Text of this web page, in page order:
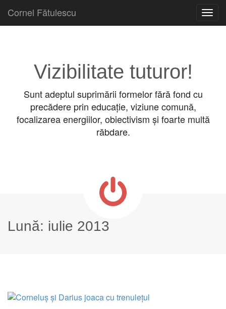
Cornel Fătulescu
Vizibilitate tuturor!
Sunt adeptul suprimării formelor fără fond cu
precădere prin educație, viziune comună,
focalizarea energiilor, obiectivism și foarte multă
răbdare.
Lună: iulie 2013